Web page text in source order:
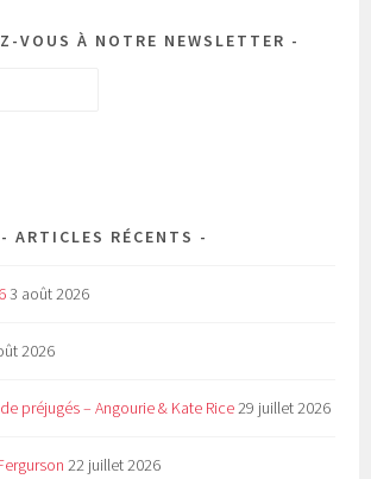
VOUS À NOTRE NEWSLETTER
ARTICLES RÉCENTS
3 août 2026
2026
préjugés – Angourie & Kate Rice29 juillet 2026
22 juillet 2026